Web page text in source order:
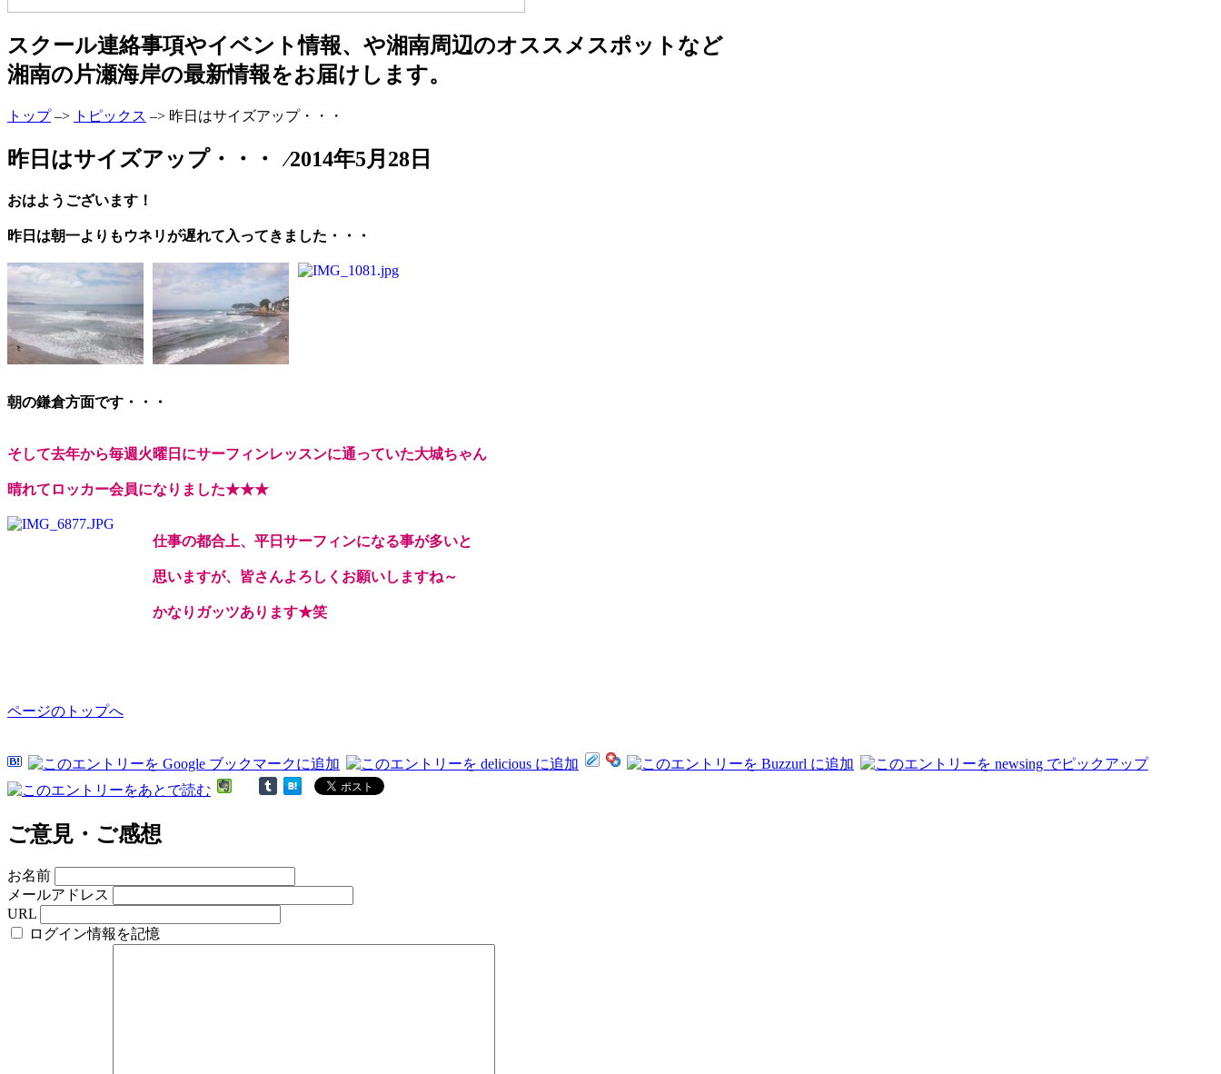
スクール連絡事項やイベント情報、や湘南周辺のオススメスポットなど
湘南の片瀬海岸の最新情報をお届けします。
トップ–> トピックス –> 昨日はサイズアップ・・・
昨日はサイズアップ・・・ ⁄2014年5月28日
おはようございます！
昨日は朝一よりもウネリが遅れて入ってきました・・・
朝の鎌倉方面です・・・
そして去年から毎週火曜日にサーフィンレッスンに通っていた大城ちゃん
晴れてロッカー会員になりました★★★
仕事の都合上、平日サーフィンになる事が多いと
思いますが、皆さんよろしくお願いしますね～
かなりガッツあります★笑
ページのトップへ
ご意見・ご感想
お名前
メールアドレス
URL
ログイン情報を記憶